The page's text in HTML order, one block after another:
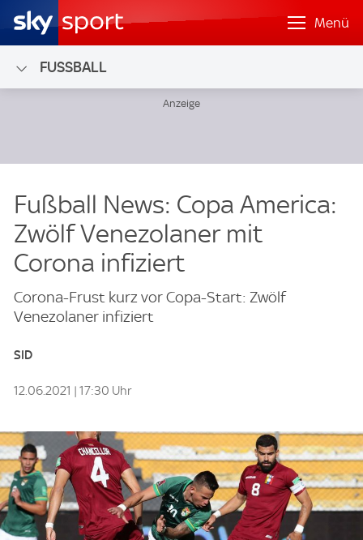
Menü
FUSSBALL
Fußball News: Copa America:
Zwölf Venezolaner mit
Corona infiziert
Corona-Frust kurz vor Copa-Start: Zwölf
Venezolaner infiziert
SID
12.06.2021 | 17:30 Uhr